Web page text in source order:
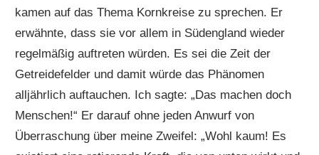
kamen auf das Thema Kornkreise zu sprechen. Er
erwähnte, dass sie vor allem in Südengland wieder
regelmäßig auftreten würden. Es sei die Zeit der
Getreidefelder und damit würde das Phänomen
alljährlich auftauchen. Ich sagte: „Das machen doch
Menschen!“ Er darauf ohne jeden Anwurf von
Überraschung über meine Zweifel: „Wohl kaum! Es